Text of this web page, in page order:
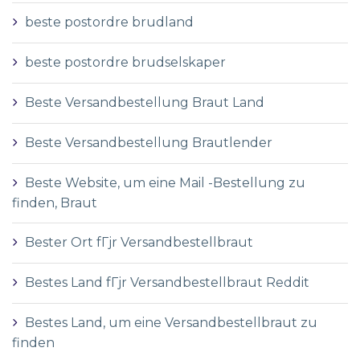
beste postordre brudland
beste postordre brudselskaper
Beste Versandbestellung Braut Land
Beste Versandbestellung Brautlender
Beste Website, um eine Mail -Bestellung zu
finden, Braut
Bester Ort fГјr Versandbestellbraut
Bestes Land fГјr Versandbestellbraut Reddit
Bestes Land, um eine Versandbestellbraut zu
finden